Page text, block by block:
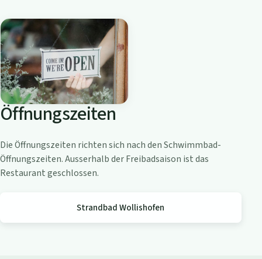
r
o
a
m
Z
ü
i
c
h
e
Öffnungszeiten
Die Öffnungszeiten richten sich nach den Schwimmbad-
Öffnungszeiten. Ausserhalb der Freibadsaison ist das
Restaurant geschlossen.
Strandbad Wollishofen